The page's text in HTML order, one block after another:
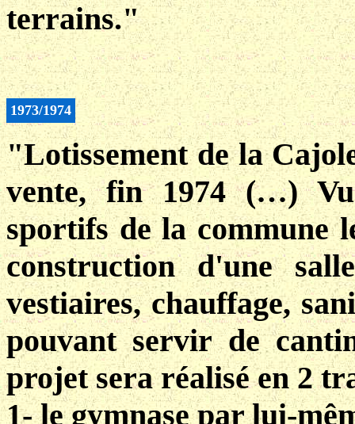
terrains."
1973/1974
"Lotissement de la
vente, fin 1974 (…) Vu
sportifs de la commune
construction d'une
vestiaires, chauffage,
pouvant servir de
projet sera réalisé en 2
1- le gymnase par lui-